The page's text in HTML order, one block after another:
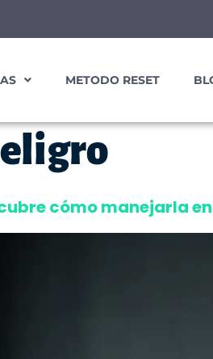
METODO RESET
cómo manejarla